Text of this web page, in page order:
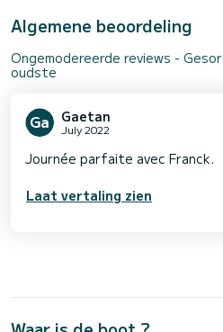
Algemene beoordeling
Ongemodereerde reviews -
oudste
Gaetan
July 2022
Journée parfaite avec Franck.
Laat vertaling zien